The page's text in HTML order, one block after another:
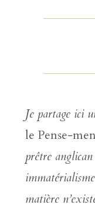
Je partage ici
le Pense-
prêtre
matière